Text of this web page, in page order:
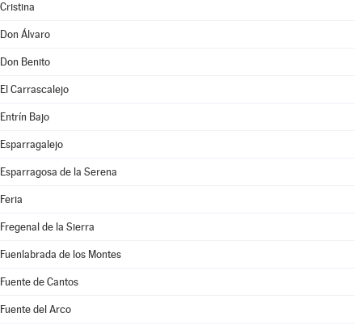
Cristina
Don Álvaro
Don Benito
El Carrascalejo
Entrín Bajo
Esparragalejo
Esparragosa de la Serena
Feria
Fregenal de la Sierra
Fuenlabrada de los Montes
Fuente de Cantos
Fuente del Arco